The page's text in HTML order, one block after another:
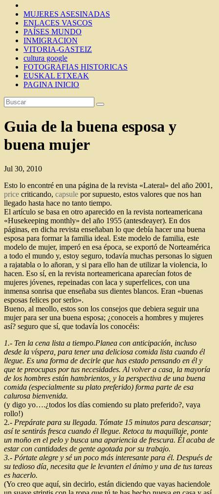
MUJERES ASESINADAS
ENLACES VASCOS
PAÍSES MUNDO
INMIGRACION
VITORIA-GASTEIZ
cultura google
FOTOGRAFIAS HISTORICAS
EUSKAL ETXEAK
PAGINA INICIO
Guia de la buena esposa y
buena mujer
Jul 30, 2010
Esto lo encontré en una página de la revista «Lateral» del año 2001,
price criticando, capsule por supuesto, estos valores que nos han
llegado hasta hace no tanto tiempo.
El artículo se basa en otro aparecido en la revista norteamericana
«Husekeeping monthly» del año 1955 (antesdeayer). En dos
páginas, en dicha revista enseñaban lo que debía hacer una buena
esposa para formar la familia ideal. Este modelo de familia, este
modelo de mujer, imperó en esa época, se exportó de Norteamérica
a todo el mundo y, estoy seguro, todavía muchas personas lo siguen
a rajatabla o lo añoran, y si para ello han de utilizar la violencia, lo
hacen. Eso sí, en la revista norteamericana aparecían fotos de
mujeres jóvenes, repeinadas con laca y superfelices, con una
inmensa sonrisa que enseñaba sus dientes blancos. Eran «buenas
esposas felices por serlo».
Bueno, al meollo, estos son los consejos que debiera seguir una
mujer para ser una buena esposa; ¿conoceis a hombres y mujeres
así? seguro que sí, que todavía los conocéis:
1.- Ten la cena lista a tiempo.Planea con anticipación, incluso
desde la víspera, para tener una deliciosa comida lista cuando él
llegue. Es una forma de decirle que has estado pensando en él y
que te preocupas por tus necesidades. Al volver a casa, la mayoría
de los hombres están hambrientos, y la perspectiva de una buena
comida (especialmente su plato preferido) forma parte de esa
calurosa bienvenida.
(y digo yo….¿todos los días comiendo su plato preferido?, vaya
rollo!)
2.- Prepárate para su llegada. Tómate 15 minutos para descansar;
así te sentirás fresca cuando él llegue. Retoca tu maquillaje, ponte
un moño en el pelo y busca una apariencia de frescura. Él acaba de
estar con cantidades de gente agotada por su trabajo.
3.- Pórtate alegre y sé un poco más interesante para él. Después de
su tedioso día, necesita que le levanten el ánimo y una de tus tareas
es hacerlo.
(Yo creo que aquí, sin decirlo, están diciendo que vayas haciendole